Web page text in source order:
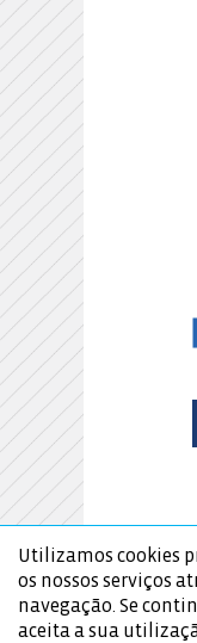
Utilizamos cookies
os nossos serviços
navegação. Se
aceita a sua